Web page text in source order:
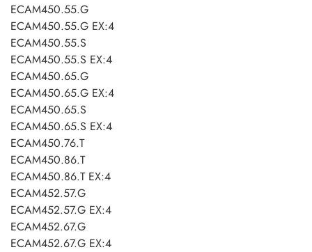
ECAM450.55.G
ECAM450.55.G EX:4
ECAM450.55.S
ECAM450.55.S EX:4
ECAM450.65.G
ECAM450.65.G EX:4
ECAM450.65.S
ECAM450.65.S EX:4
ECAM450.76.T
ECAM450.86.T
ECAM450.86.T EX:4
ECAM452.57.G
ECAM452.57.G EX:4
ECAM452.67.G
ECAM452.67.G EX:4